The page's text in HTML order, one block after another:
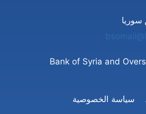
© 2026 Bank of Syria and
سياسة الخصوصية